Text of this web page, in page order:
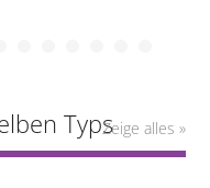
TypsZeige alles »